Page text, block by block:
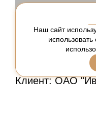
Клиент: ОАО
Оборудование
Наш сайт